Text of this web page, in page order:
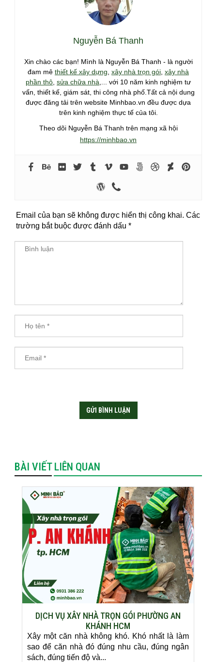
Nguyễn Bá Thanh
Xin chào các bạn! Mình là Nguyễn Bá Thanh - là người
đam mê thiết kế xây dựng xây nhà trọn gói xây nhà
phần thô sửa chữa nhà ,... với 10 năm kinh nghiệm tư
vấn, thiết kế, giám sát, thi công nhà phố.Tất cả nội dung
được đăng tải trên website Minhbao.vn đều được dựa
trên kinh nghiệm thực tế của tôi.
Theo dõi Nguyễn Bá Thanh trên mạng xã hội
https://minhbao.vn
Email của bạn sẽ không được hiển thị công khai. Các
trường bắt buộc được đánh dấu *
BÀI VIẾT LIÊN QUAN
DỊCH VỤ XÂY NHÀ TRỌN GÓI PHƯỜNG AN
KHÁNH HCM
Xây một căn nhà không khó. Khó nhất là làm
sao để căn nhà đó đúng nhu cầu, đúng ngân
sách, đúng tiến độ và...